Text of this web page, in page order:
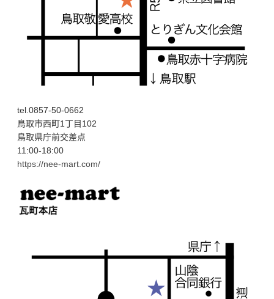
tel.0857-50-0662
鳥取市西町1丁目102
鳥取県庁前交差点
11:00-18:00
https://nee-mart.com/